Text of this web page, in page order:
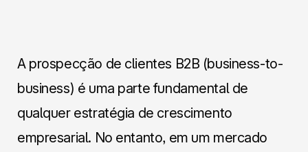
A prospecção de clientes B2B (business-to-
business) é uma parte fundamental de
qualquer estratégia de crescimento
empresarial. No entanto, em um mercado